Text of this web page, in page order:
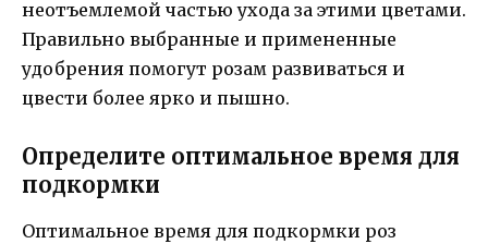
неотъемлемой частью ухода за этими цветами.
Правильно выбранные и примененные
удобрения помогут розам развиваться и
цвести более ярко и пышно.
Определите оптимальное время для
подкормки
Оптимальное время для подкормки роз